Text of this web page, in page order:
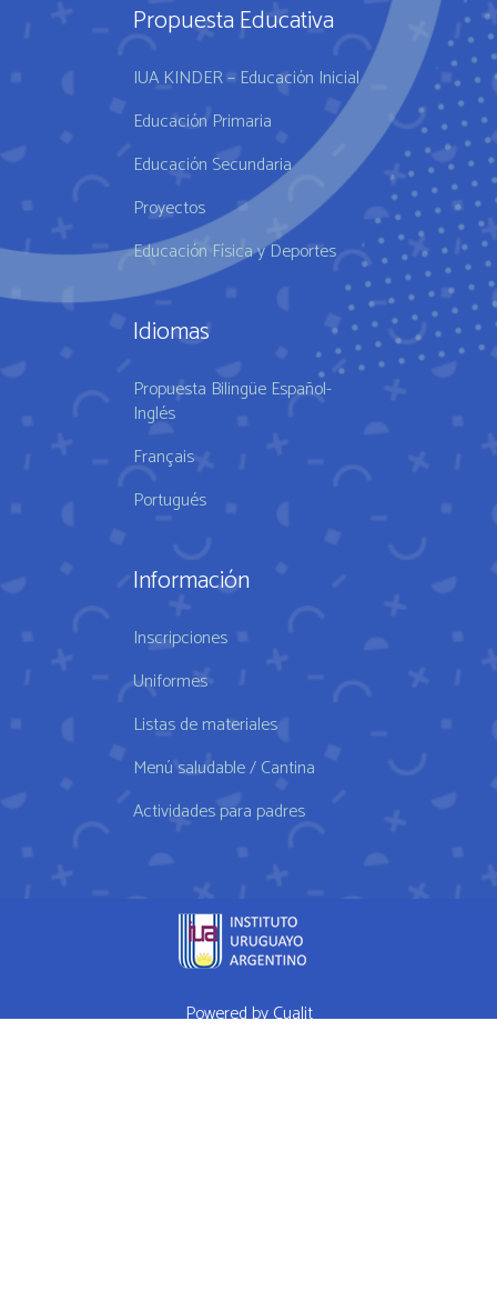
Propuesta Educativa
IUA KINDER – Educación Inicial
Educación Primaria
Educación Secundaria
Proyectos
Educación Física y Deportes
Idiomas
Propuesta Bilingüe Español-
Inglés
Français
Portugués
Información
Inscripciones
Uniformes
Listas de materiales
Menú saludable / Cantina
Actividades para padres
Powered byCualit